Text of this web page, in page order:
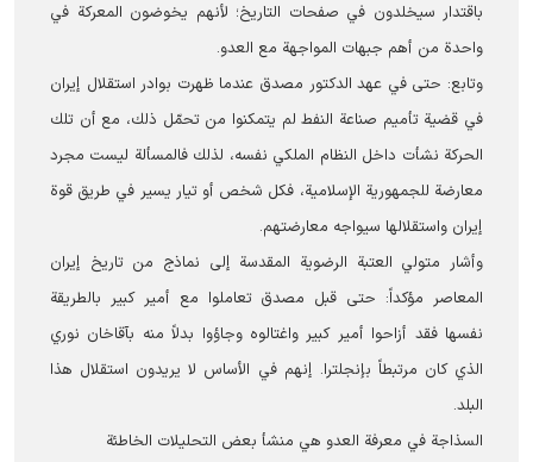
باقتدار سیخلدون في صفحات التاريخ؛ لأنهم يخوضون المعركة في
واحدة من أهم جبهات المواجهة مع العدو.
وتابع: حتى في عهد الدكتور مصدق عندما ظهرت بوادر استقلال إيران
في قضية تأميم صناعة النفط لم يتمكنوا من تحمّل ذلك، مع أن تلك
الحركة نشأت داخل النظام الملكي نفسه، لذلك فالمسألة ليست مجرد
معارضة للجمهورية الإسلامية، فكل شخص أو تيار يسير في طريق قوة
إيران واستقلالها سيواجه معارضتهم.
وأشار متولي العتبة الرضوية المقدسة إلى نماذج من تاريخ إيران
المعاصر مؤكداً: حتى قبل مصدق تعاملوا مع أمير كبير بالطريقة
نفسها فقد أزاحوا أمير كبير واغتالوه وجاؤوا بدلاً منه بآقاخان نوري
الذي كان مرتبطاً بإنجلترا. إنهم في الأساس لا يريدون استقلال هذا
البلد.
السذاجة في معرفة العدو هي منشأ بعض التحليلات الخاطئة